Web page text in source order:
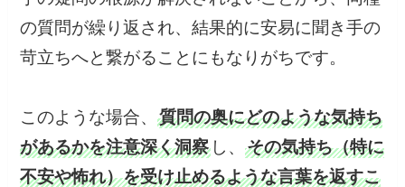
の質問が繰り返され、結果的に安易に聞き手の
苛立ちへと繋がることにもなりがちです。
このような場合、質問の奥にどのような気持ち
があるかを注意深く洞察 し、その気持ち（特に
不安や怖れ）を受け止めるような言葉を返すこ